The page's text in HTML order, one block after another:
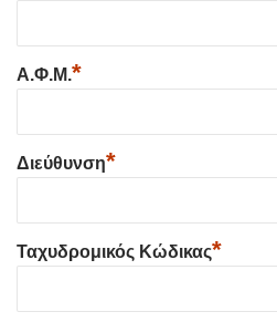
Α.Φ.Μ.*
Διεύθυνση*
Ταχυδρομικός Κώδικας*